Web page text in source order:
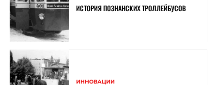
ИСТОРИЯ ПОЗНАНСКИХ ТРОЛЛЕЙБУСОВ
ИННОВАЦИИ